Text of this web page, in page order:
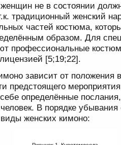
не в состоянии
традиционный женский
частей костюма,
образом. Для
профессиональные
[5;19;22].
зависит от положения
определённые
В порядке
женских кимоно: